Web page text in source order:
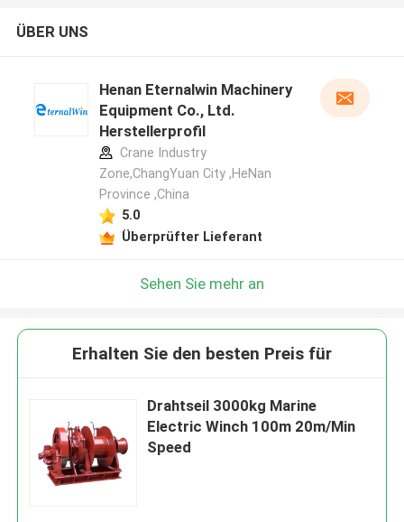
ÜBER UNS
Henan Eternalwin Machinery
Equipment Co., Ltd.
Herstellerprofil
Crane Industry
Zone,ChangYuan City ,HeNan
Province ,China
5.0
Überprüfter Lieferant
Sehen Sie mehr an
Erhalten Sie den besten Preis für
Drahtseil 3000kg Marine
Electric Winch 100m 20m/Min
Speed